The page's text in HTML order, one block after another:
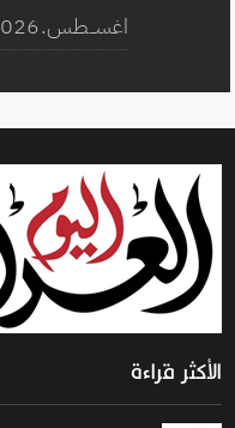
06 اغســطس.2026 - 20:12
الأكثر قراءة